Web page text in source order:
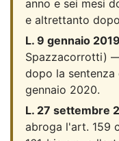
anno e sei mesi
e altrettanto
L. 9 gennaio
Spazzacorrotti)
dopo la
gennaio 2020.
L. 27 settembre
abroga l'art. 159